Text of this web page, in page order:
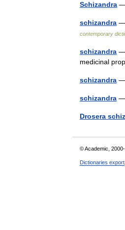
Schizandra —
schizandra —
contemporary
schizandra —
medicinal
schizandra —
schizandra —
Drosera
© Academic,
Dictionaries export